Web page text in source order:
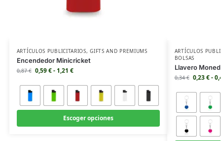
ARTÍCULOS PUBLICITARIOS,GIFTS AND PREMIUMS
Encendedor Minicricket
0,87€ 0,59€- 1,21 €
Escoger opciones
ARTÍCULOS
BOLSAS
Llavero
0,34€ 0,23€-